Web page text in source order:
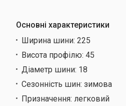
Основні характеристики
Ширина шини: 225
Висота профілю: 45
Діаметр шини: 18
Сезонність шин: зимова
Призначення: легковий